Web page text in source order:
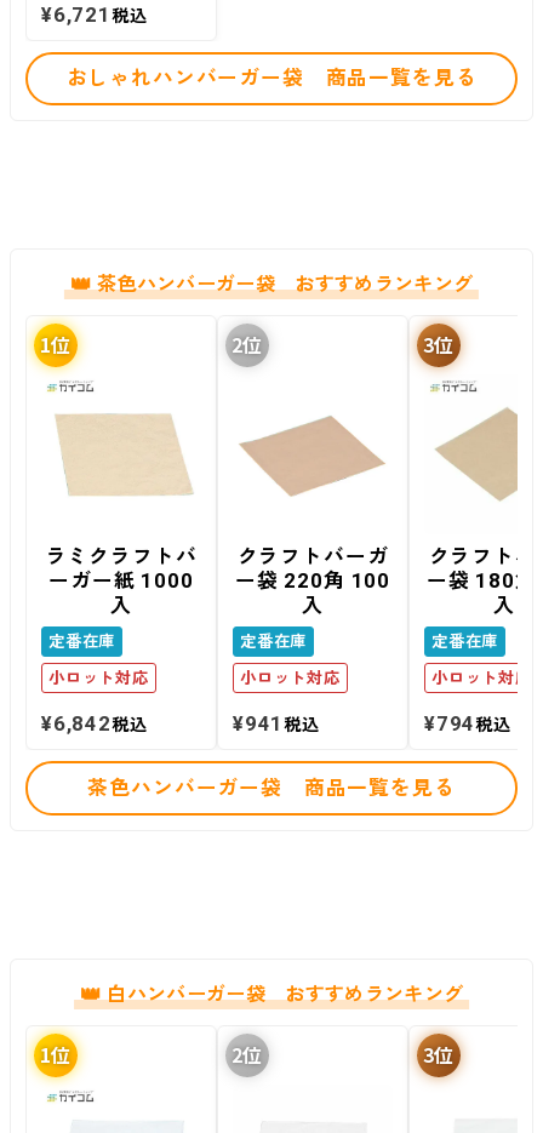
¥6,721 税込
おしゃれハンバーガー袋 商品一覧を見る
茶色ハンバーガー袋 おすすめランキング
ラミクラフトバ
ーガー紙 1000
入
定番在庫
小ロット対応
¥6,842税込
クラフトバーガ
ー袋 220角 100
入
定番在庫
小ロット対応
¥941税込
クラフトバ
ー袋 180
入
定番在庫
小ロット対応
¥794税込
茶色ハンバーガー袋 商品一覧を見る
白ハンバーガー袋 おすすめランキング